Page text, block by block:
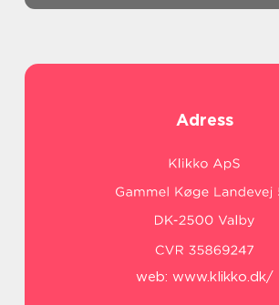
Adress
web: www.klikko.dk/